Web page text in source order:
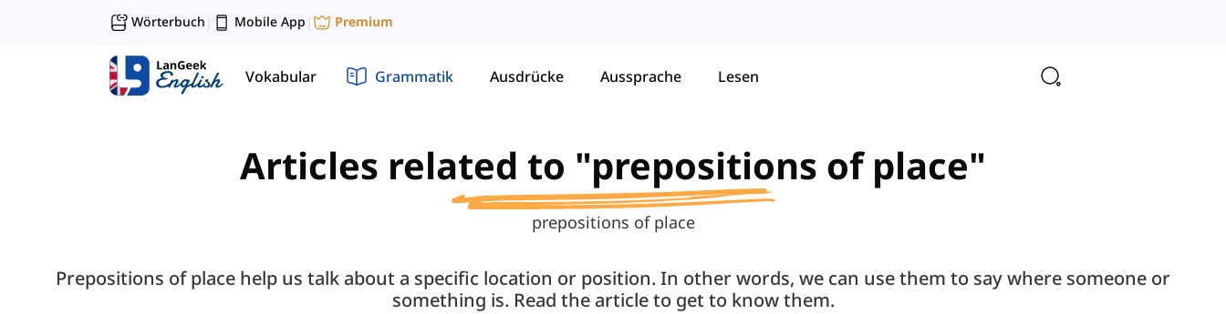
Wörterbuch | Mobile App | Premium
Vokabular Grammatik Ausdrücke Aussprache Lesen
Articles related to "prepositions of place"
prepositions of place
Prepositions of place help us talk about a specific location or position. In other words, we can use them to say where someone or
something is. Read the article to get to know them.